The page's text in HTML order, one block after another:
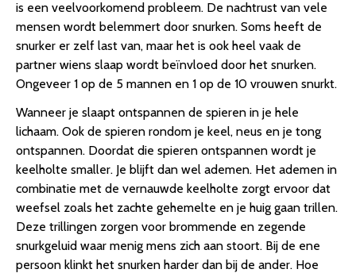
is een veelvoorkomend probleem. De nachtrust van vele
mensen wordt belemmert door snurken. Soms heeft de
snurker er zelf last van, maar het is ook heel vaak de
partner wiens slaap wordt beïnvloed door het snurken.
Ongeveer 1 op de 5 mannen en 1 op de 10 vrouwen snurkt.
Wanneer je slaapt ontspannen de spieren in je hele
lichaam. Ook de spieren rondom je keel, neus en je tong
ontspannen. Doordat die spieren ontspannen wordt je
keelholte smaller. Je blijft dan wel ademen. Het ademen in
combinatie met de vernauwde keelholte zorgt ervoor dat
weefsel zoals het zachte gehemelte en je huig gaan trillen.
Deze trillingen zorgen voor brommende en zegende
snurkgeluid waar menig mens zich aan stoort. Bij de ene
persoon klinkt het snurken harder dan bij de ander. Hoe